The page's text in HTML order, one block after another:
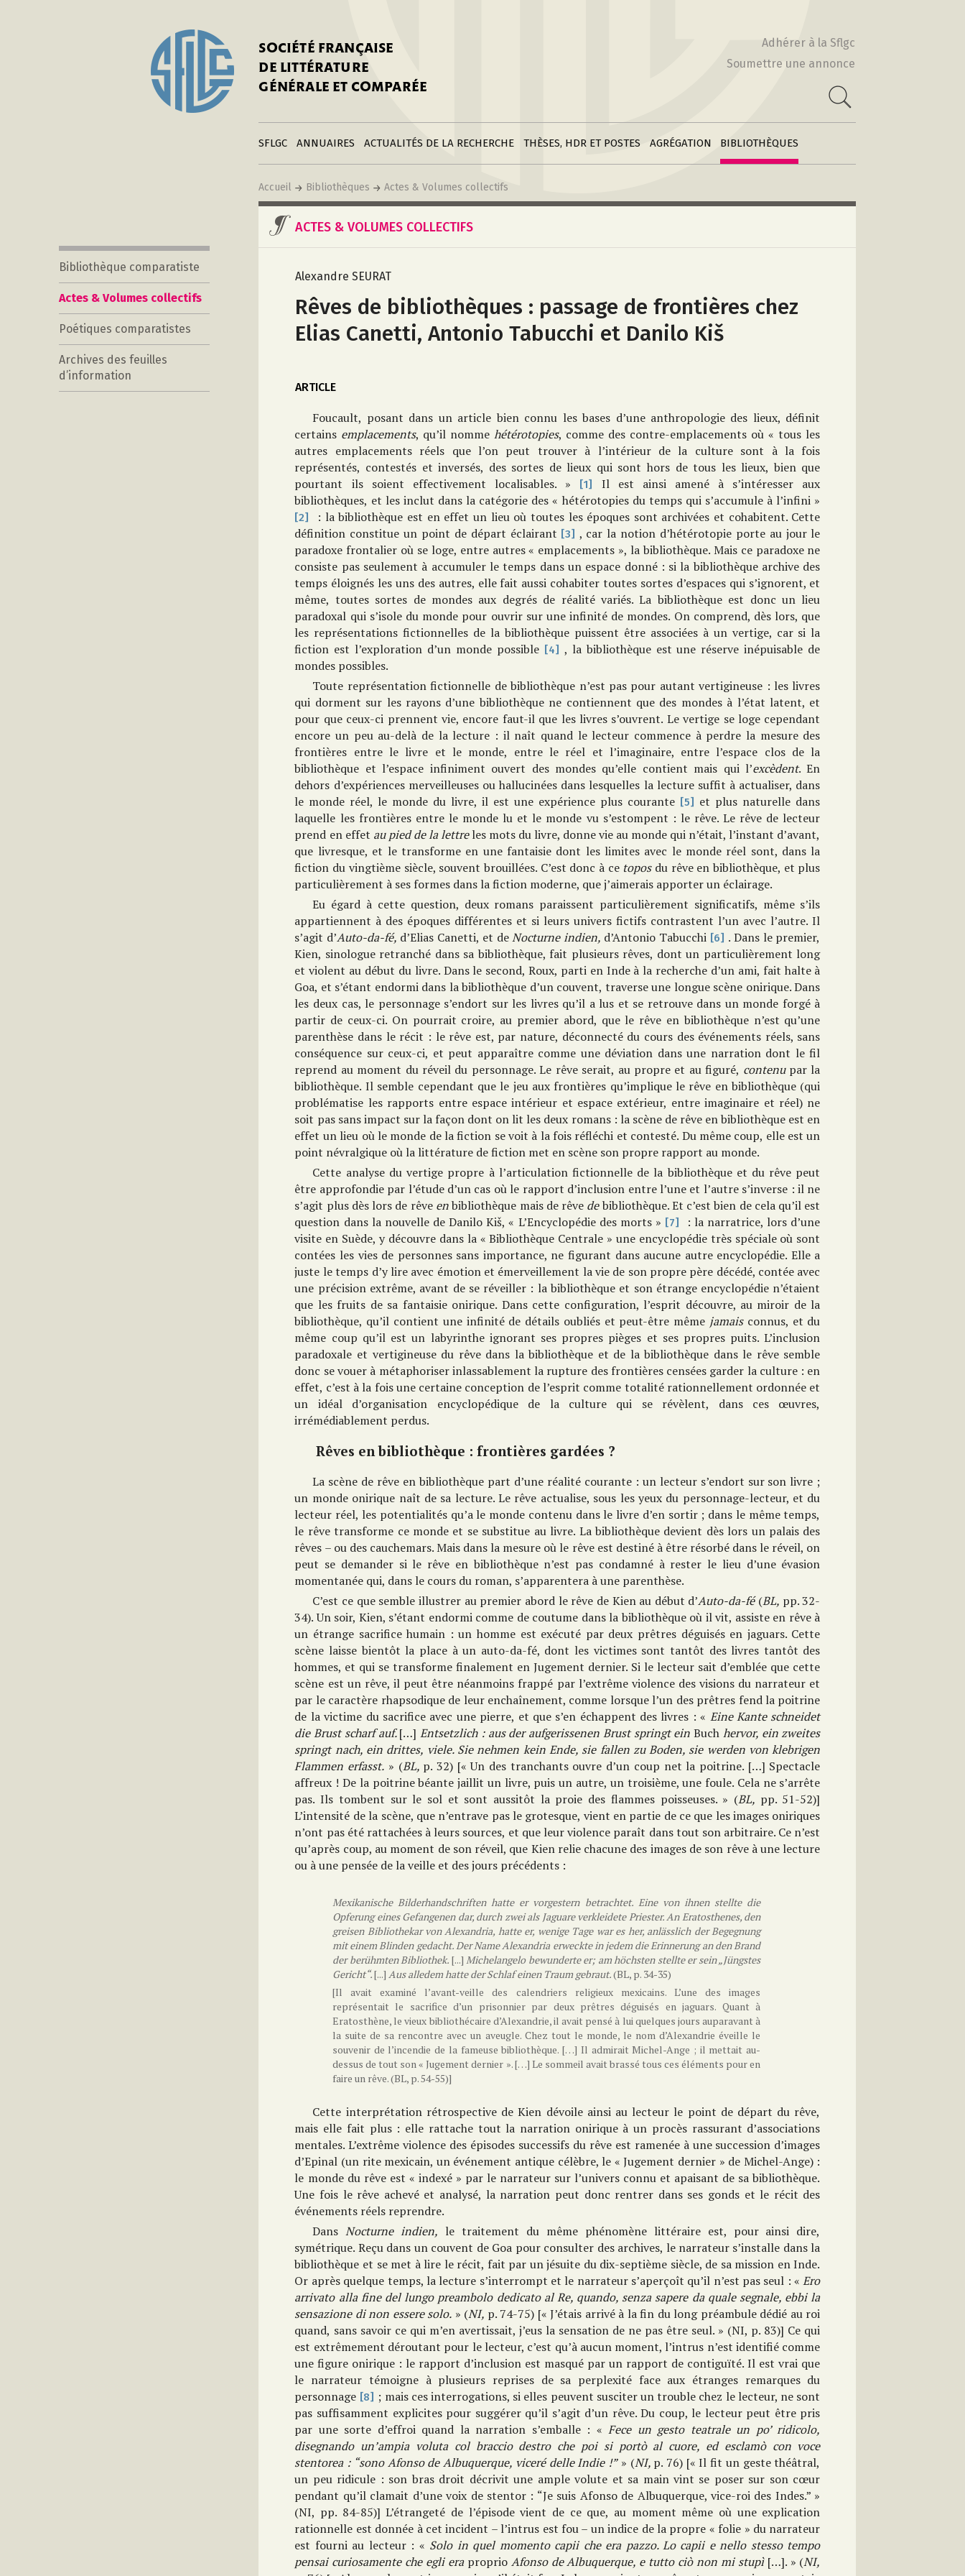
SOCIÉTÉ FRANÇAISE
DE LITTÉRATURE
GÉNÉRALE ET COMPARÉE
Adhérer à la Sflgc
Soumettre une annonce
SFLGC
Adhérer à la SFLGC
Publier sur ce site
LiensANNUAIRES
Créer une fiche
annuaire
Modifier sa fiche
annuaire
Créer une fiche
institutionACTUALITÉS DE LA RECHERCHE
Divers
Soumettre une
annonce
THÈSES, HDR ET POSTES
Postes AGRÉGATION
2006-2007 BIBLIOTHÈQUES
collectifs
Poétiques
feuilles
d’information
Accueil Bibliothèques Actes & Volumes collectifs
Bibliothèque comparatiste
Actes & Volumes collectifs
Poétiques comparatistes
Archives des feuilles
d’information
ACTES & VOLUMES COLLECTIFS
Alexandre SEURAT
Rêves de bibliothèques : passage de frontières chez
Elias Canetti, Antonio Tabucchi et Danilo Kiš
ARTICLE
Foucault, posant dans un article bien connu les bases d’une anthropologie des lieux, définit
certains emplacements, qu’il nommehétérotopies, comme des contre-emplacements où « tous les
autres emplacements réels que l’on peut trouver à l’intérieur de la culture sont à la fois
représentés, contestés et inversés, des sortes de lieux qui sont hors de tous les lieux, bien que
pourtant ils soient effectivement localisables. »
[1]
Il est ainsi amené à s’intéresser aux
bibliothèques, et les inclut dans la catégorie des « hétérotopies du temps qui s’accumule à l’infini »
[2]
: la bibliothèque est en effet un lieu où toutes les époques sont archivées et cohabitent. Cette
définition constitue un point de départ éclairant [3] , car la notion d’hétérotopie porte au jour le
paradoxe frontalier où se loge, entre autres « emplacements », la bibliothèque. Mais ce paradoxe ne
consiste pas seulement à accumuler le temps dans un espace donné : si la bibliothèque archive des
temps éloignés les uns des autres, elle fait aussi cohabiter toutes sortes d’espaces qui s’ignorent, et
même, toutes sortes de mondes aux degrés de réalité variés. La bibliothèque est donc un lieu
paradoxal qui s’isole du monde pour ouvrir sur une infinité de mondes. On comprend, dès lors, que
les représentations fictionnelles de la bibliothèque puissent être associées à un vertige, car si la
fiction est l’exploration d’un monde possible [4] , la bibliothèque est une réserve inépuisable de
mondes possibles.
Toute représentation fictionnelle de bibliothèque n’est pas pour autant vertigineuse : les livres
qui dorment sur les rayons d’une bibliothèque ne contiennent que des mondes à l’état latent, et
pour que ceux-ci prennent vie, encore faut-il que les livres s’ouvrent. Le vertige se loge cependant
encore un peu au-delà de la lecture : il naît quand le lecteur commence à perdre la mesure des
frontières entre le livre et le monde, entre le réel et l’imaginaire, entre l’espace clos de la
bibliothèque et l’espace infiniment ouvert des mondes qu’elle contient mais qui l’excèdent. En
dehors d’expériences merveilleuses ou hallucinées dans lesquelles la lecture suffit à actualiser, dans
le monde réel, le monde du livre, il est une expérience plus courante [5]
et plus naturelle dans
laquelle les frontières entre le monde lu et le monde vu s’estompent : le rêve. Le rêve de lecteur
prend en effet au pied de la lettreles mots du livre, donne vie au monde qui n’était, l’instant d’avant,
que livresque, et le transforme en une fantaisie dont les limites avec le monde réel sont, dans la
fiction du vingtième siècle, souvent brouillées. C’est donc à ce topos du rêve en bibliothèque, et plus
particulièrement à ses formes dans la fiction moderne, que j’aimerais apporter un éclairage.
Eu égard à cette question, deux romans paraissent particulièrement significatifs, même s’ils
appartiennent à des époques différentes et si leurs univers fictifs contrastent l’un avec l’autre. Il
s’agit d’Auto-da-fé, d’Elias Canetti, et deNocturne indien, d’Antonio Tabucchi [6] . Dans le premier,
Kien, sinologue retranché dans sa bibliothèque, fait plusieurs rêves, dont un particulièrement long
et violent au début du livre. Dans le second, Roux, parti en Inde à la recherche d’un ami, fait halte à
Goa, et s’étant endormi dans la bibliothèque d’un couvent, traverse une longue scène onirique. Dans
les deux cas, le personnage s’endort sur les livres qu’il a lus et se retrouve dans un monde forgé à
partir de ceux-ci. On pourrait croire, au premier abord, que le rêve en bibliothèque n’est qu’une
parenthèse dans le récit : le rêve est, par nature, déconnecté du cours des événements réels, sans
conséquence sur ceux-ci, et peut apparaître comme une déviation dans une narration dont le fil
reprend au moment du réveil du personnage. Le rêve serait, au propre et au figuré, contenupar la
bibliothèque. Il semble cependant que le jeu aux frontières qu’implique le rêve en bibliothèque (qui
problématise les rapports entre espace intérieur et espace extérieur, entre imaginaire et réel) ne
soit pas sans impact sur la façon dont on lit les deux romans : la scène de rêve en bibliothèque est en
effet un lieu où le monde de la fiction se voit à la fois réfléchi et contesté. Du même coup, elle est un
point névralgique où la littérature de fiction met en scène son propre rapport au monde.
Cette analyse du vertige propre à l’articulation fictionnelle de la bibliothèque et du rêve peut
être approfondie par l’étude d’un cas où le rapport d’inclusion entre l’une et l’autre s’inverse : il ne
s’agit plus dès lors de rêve enbibliothèque mais de rêve debibliothèque. Et c’est bien de cela qu’il est
question dans la nouvelle de Danilo Kiš, « L’Encyclopédie des morts » [7]
: la narratrice, lors d’une
visite en Suède, y découvre dans la « Bibliothèque Centrale » une encyclopédie très spéciale où sont
contées les vies de personnes sans importance, ne figurant dans aucune autre encyclopédie. Elle a
juste le temps d’y lire avec émotion et émerveillement la vie de son propre père décédé, contée avec
une précision extrême, avant de se réveiller : la bibliothèque et son étrange encyclopédie n’étaient
que les fruits de sa fantaisie onirique. Dans cette configuration, l’esprit découvre, au miroir de la
bibliothèque, qu’il contient une infinité de détails oubliés et peut-être même jamaisconnus, et du
même coup qu’il est un labyrinthe ignorant ses propres pièges et ses propres puits. L’inclusion
paradoxale et vertigineuse du rêve dans la bibliothèque et de la bibliothèque dans le rêve semble
donc se vouer à métaphoriser inlassablement la rupture des frontières censées garder la culture : en
effet, c’est à la fois une certaine conception de l’esprit comme totalité rationnellement ordonnée et
un idéal d’organisation encyclopédique de la culture qui se révèlent, dans ces œuvres,
irrémédiablement perdus.
Rêves en bibliothèque : frontières gardées ?
La scène de rêve en bibliothèque part d’une réalité courante : un lecteur s’endort sur son livre ;
un monde onirique naît de sa lecture. Le rêve actualise, sous les yeux du personnage-lecteur, et du
lecteur réel, les potentialités qu’a le monde contenu dans le livre d’en sortir ; dans le même temps,
le rêve transforme ce monde et se substitue au livre. La bibliothèque devient dès lors un palais des
rêves – ou des cauchemars. Mais dans la mesure où le rêve est destiné à être résorbé dans le réveil, on
peut se demander si le rêve en bibliothèque n’est pas condamné à rester le lieu d’une évasion
momentanée qui, dans le cours du roman, s’apparentera à une parenthèse.
C’est ce que semble illustrer au premier abord le rêve de Kien au début d’Auto-da-fé(BL, pp. 32-
34). Un soir, Kien, s’étant endormi comme de coutume dans la bibliothèque où il vit, assiste en rêve à
un étrange sacrifice humain : un homme est exécuté par deux prêtres déguisés en jaguars. Cette
scène laisse bientôt la place à un auto-da-fé, dont les victimes sont tantôt des livres tantôt des
hommes, et qui se transforme finalement en Jugement dernier. Si le lecteur sait d’emblée que cette
scène est un rêve, il peut être néanmoins frappé par l’extrême violence des visions du narrateur et
par le caractère rhapsodique de leur enchaînement, comme lorsque l’un des prêtres fend la poitrine
de la victime du sacrifice avec une pierre, et que s’en échappent des livres : « Eine Kante schneidet
die Brust scharf auf.[…] Entsetzlich : aus der aufgerissenen Brust springt einBuch hervor, ein zweites
springt nach, ein drittes, viele. Sie nehmen kein Ende, sie fallen zu Boden, sie werden von klebrigen
Flammen erfasst. » (BL, p. 32) [« Un des tranchants ouvre d’un coup net la poitrine. […] Spectacle
affreux ! De la poitrine béante jaillit un livre, puis un autre, un troisième, une foule. Cela ne s’arrête
pas. Ils tombent sur le sol et sont aussitôt la proie des flammes poisseuses. » (BL, pp. 51-52)]
L’intensité de la scène, que n’entrave pas le grotesque, vient en partie de ce que les images oniriques
n’ont pas été rattachées à leurs sources, et que leur violence paraît dans tout son arbitraire. Ce n’est
qu’après coup, au moment de son réveil, que Kien relie chacune des images de son rêve à une lecture
ou à une pensée de la veille et des jours précédents :
Mexikanische Bilderhandschriften hatte er vorgestern betrachtet. Eine von ihnen stellte die
Opferung eines Gefangenen dar, durch zwei als Jaguare verkleidete Priester. An Eratosthenes, den
greisen Bibliothekar von Alexandria, hatte er, wenige Tage war es her, anlässlich der Begegnung
mit einem Blinden gedacht. Der Name Alexandria erweckte in jedem die Erinnerung an den Brand
der berühmten Bibliothek. [...]Michelangelo bewunderte er; am höchsten stellte er sein „Jüngstes
Gericht“.[...]Aus alledem hatte der Schlaf einen Traum gebraut.(BL, p. 34-35)
[Il avait examiné l’avant-veille des calendriers religieux mexicains. L’une des images
représentait le sacrifice d’un prisonnier par deux prêtres déguisés en jaguars. Quant à
Eratosthène, le vieux bibliothécaire d’Alexandrie, il avait pensé à lui quelques jours auparavant à
la suite de sa rencontre avec un aveugle. Chez tout le monde, le nom d’Alexandrie éveille le
souvenir de l’incendie de la fameuse bibliothèque. […] Il admirait Michel-Ange ; il mettait au-
dessus de tout son « Jugement dernier ». […] Le sommeil avait brassé tous ces éléments pour en
faire un rêve. (BL, p. 54-55)]
Cette interprétation rétrospective de Kien dévoile ainsi au lecteur le point de départ du rêve,
mais elle fait plus : elle rattache tout la narration onirique à un procès rassurant d’associations
mentales. L’extrême violence des épisodes successifs du rêve est ramenée à une succession d’images
d’Epinal (un rite mexicain, un événement antique célèbre, le « Jugement dernier » de Michel-Ange) :
le monde du rêve est « indexé » par le narrateur sur l’univers connu et apaisant de sa bibliothèque.
Une fois le rêve achevé et analysé, la narration peut donc rentrer dans ses gonds et le récit des
événements réels reprendre.
DansNocturne indien, le traitement du même phénomène littéraire est, pour ainsi dire,
symétrique. Reçu dans un couvent de Goa pour consulter des archives, le narrateur s’installe dans la
bibliothèque et se met à lire le récit, fait par un jésuite du dix-septième siècle, de sa mission en Inde.
Or après quelque temps, la lecture s’interrompt et le narrateur s’aperçoît qu’il n’est pas seul : «Ero
arrivato alla fine del lungo preambolo dedicato al Re, quando, senza sapere da quale segnale, ebbi la
sensazione di non essere solo. » (NI, p. 74-75) [« J’étais arrivé à la fin du long préambule dédié au roi
quand, sans savoir ce qui m’en avertissait, j’eus la sensation de ne pas être seul. » (NI, p. 83)] Ce qui
est extrêmement déroutant pour le lecteur, c’est qu’à aucun moment, l’intrus n’est identifié comme
une figure onirique : le rapport d’inclusion est masqué par un rapport de contiguïté. Il est vrai que
le narrateur témoigne à plusieurs reprises de sa perplexité face aux étranges remarques du
personnage [8] ; mais ces interrogations, si elles peuvent susciter un trouble chez le lecteur, ne sont
pas suffisamment explicites pour suggérer qu’il s’agit d’un rêve. Du coup, le lecteur peut être pris
par une sorte d’effroi quand la narration s’emballe : «Fece un gesto teatrale un po’ ridicolo,
disegnando un’ampia voluta col braccio destro che poi si portò al cuore, ed esclamò con voce
stentorea : “sono Afonso de Albuquerque, viceré delle Indie !”» (NI, p. 76) [« Il fit un geste théâtral,
un peu ridicule : son bras droit décrivit une ample volute et sa main vint se poser sur son cœur
pendant qu’il clamait d’une voix de stentor : “Je suis Afonso de Albuquerque, vice-roi des Indes.” »
(NI, pp. 84-85)] L’étrangeté de l’épisode vient de ce que, au moment même où une explication
rationnelle est donnée à cet incident – l’intrus est fou – un indice de la propre « folie » du narrateur
est fourni au lecteur : « Solo in quel momento capii che era pazzo. Lo capii e nello stesso tempo
pensai curiosamente che egli era proprioAfonso de Albuquerque, e tutto ciò non mi stupì […]. » (NI,